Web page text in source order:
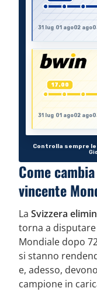
Come
vincente
La Svizzera
torna a
Mondiale dopo
si stanno
e, adesso,
campione in